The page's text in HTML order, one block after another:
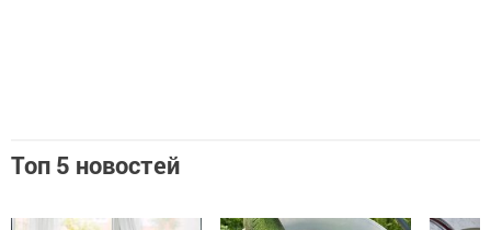
Топ 5 новостей